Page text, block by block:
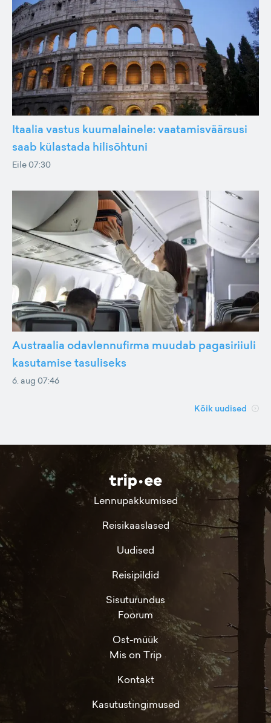
Itaalia vastus kuumalainele: vaatamisväärsusi
saab külastada hilisõhtuni
Eile 07:30
Austraalia odavlennufirma muudab pagasiriiuli
kasutamise tasuliseks
6. aug 07:46
Kõik uudised
Lennupakkumised
Reisikaaslased
Uudised
Reisipildid
Sisuturundus
Foorum
Ost-müük
Mis on Trip
Kontakt
Kasutustingimused